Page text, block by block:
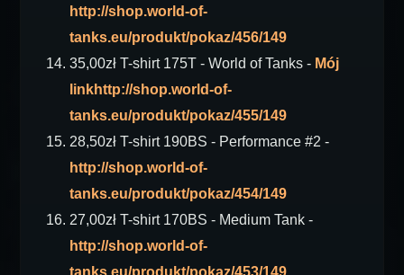
http://shop.world-of-
tanks.eu/produkt/pokaz/456/149
35,00zł T-shirt 175T - World of Tanks - Mój
linkhttp://shop.world-of-
tanks.eu/produkt/pokaz/455/149
28,50zł T-shirt 190BS - Performance #2 -
http://shop.world-of-
tanks.eu/produkt/pokaz/454/149
27,00zł T-shirt 170BS - Medium Tank -
http://shop.world-of-
tanks.eu/produkt/pokaz/453/149